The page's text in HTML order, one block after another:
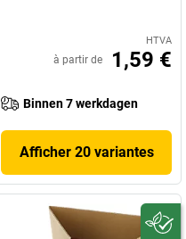
HTVA
à partir de 1,59 €
Binnen 7 werkdagen
Afficher 20 variantes